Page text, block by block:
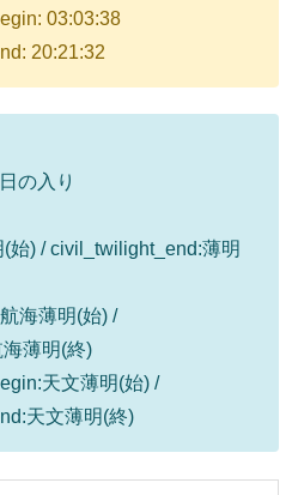
03:03:38
20:21:32
の入り
始) / civil_twilight_end:薄明
海薄明(始) /
薄明(終)
天文薄明(始) /
天文薄明(終)